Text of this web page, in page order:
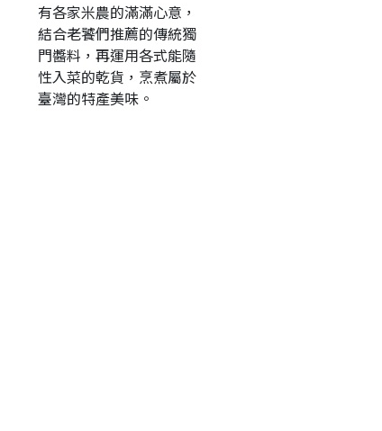
有各家米農的滿滿心意，
結合老饕們推薦的傳統獨
門醬料，再運用各式能隨
性入菜的乾貨，烹煮屬於
臺灣的特產美味。